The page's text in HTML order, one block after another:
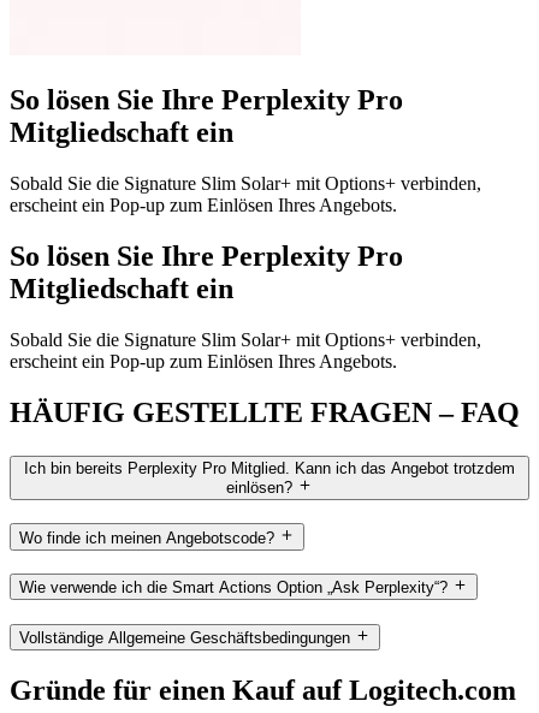
So lösen Sie Ihre Perplexity Pro
Mitgliedschaft ein
Sobald Sie die Signature Slim Solar+ mit Options+ verbinden,
erscheint ein Pop-up zum Einlösen Ihres Angebots.
So lösen Sie Ihre Perplexity Pro
Mitgliedschaft ein
Sobald Sie die Signature Slim Solar+ mit Options+ verbinden,
erscheint ein Pop-up zum Einlösen Ihres Angebots.
HÄUFIG GESTELLTE FRAGEN – FAQ
Ich bin bereits Perplexity Pro Mitglied. Kann ich das Angebot trotzdem
einlösen?
Wo finde ich meinen Angebotscode?
Wie verwende ich die Smart Actions Option „Ask Perplexity“?
Vollständige Allgemeine Geschäftsbedingungen
Gründe für einen Kauf auf Logitech.com